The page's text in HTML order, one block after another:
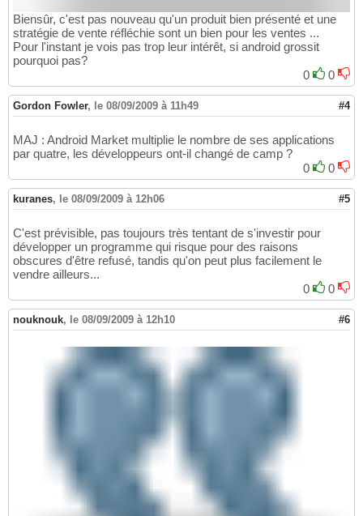
Biensûr, c'est pas nouveau qu'un produit bien présenté et une
stratégie de vente réfléchie sont un bien pour les ventes ...
Pour l'instant je vois pas trop leur intérêt, si android grossit
pourquoi pas?
0
0
Gordon Fowler, le 08/09/2009 à 11h49 #4
MAJ : Android Market multiplie le nombre de ses applications
par quatre, les développeurs ont-il changé de camp ?
0
0
kuranes, le 08/09/2009 à 12h06 #5
C'est prévisible, pas toujours très tentant de s'investir pour
développer un programme qui risque pour des raisons
obscures d'être refusé, tandis qu'on peut plus facilement le
vendre ailleurs...
0
0
nouknouk, le 08/09/2009 à 12h10 #6